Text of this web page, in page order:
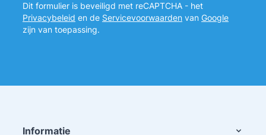
Dit formulier is beveiligd met reCAPTCHA - het
Privacybeleid en de Servicevoorwaarden van Google
zijn van toepassing.
Informatie